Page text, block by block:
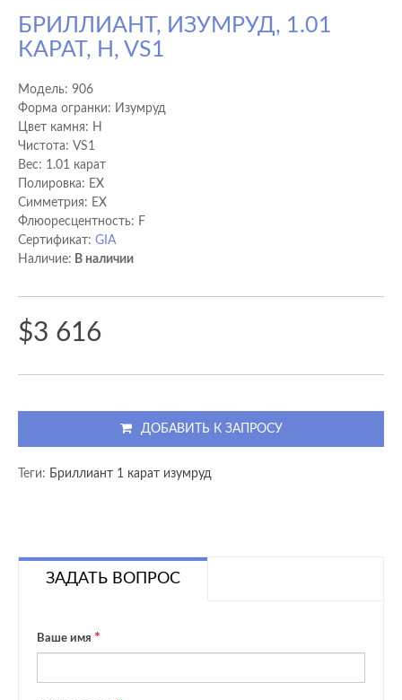
БРИЛЛИАНТ, ИЗУМРУД, 1.01
КАРАТ, H, VS1
Модель: 906
Форма огранки: Изумруд
Цвет камня: H
Чистота: VS1
Вес: 1.01 карат
Полировка: EX
Cимметрия: EX
Флюоресцентность: F
Сертификат: GIA
Наличие: В наличии
$3 616
ДОБАВИТЬ К ЗАПРОСУ
Теги: Бриллиант 1 карат изумруд
ЗАДАТЬ ВОПРОС
Ваше имя